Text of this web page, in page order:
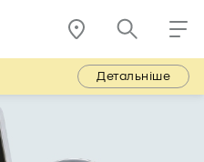
Детальніше